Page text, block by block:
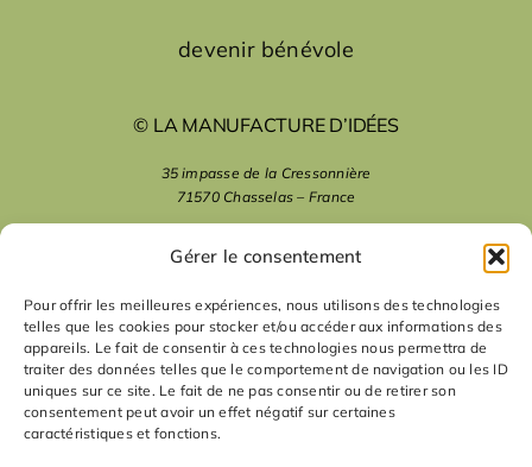
Gérer le consentement
Pour offrir les meilleures expériences, nous utilisons des technologies
telles que les cookies pour stocker et/ou accéder aux informations des
appareils. Le fait de consentir à ces technologies nous permettra de
traiter des données telles que le comportement de navigation ou les ID
uniques sur ce site. Le fait de ne pas consentir ou de retirer son
consentement peut avoir un effet négatif sur certaines
caractéristiques et fonctions.
devenir bénévole
© LA MANUFACTURE D’IDÉES
35 impasse de la Cressonnière
71570 Chasselas – France
mentions légales
nous suivre
nous contacter